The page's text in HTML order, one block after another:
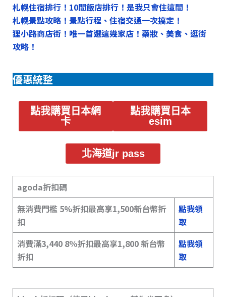
札幌住宿排行！10間飯店排行！是我只會住這間！
札幌景點攻略！景點行程、住宿交通一次搞定！
狸小路商店街！唯一首選這幾家店！藥妝、美食、逛街
攻略！
優惠統整
點我購買日本網
卡
點我購買日本
esim
北海道jr pass
agoda折扣碼
無消費門檻 5%折扣最高享1,500新台幣折
扣
點我領
取
消費滿3,440 8％折扣最高享1,800 新台幣
折扣
點我領
取